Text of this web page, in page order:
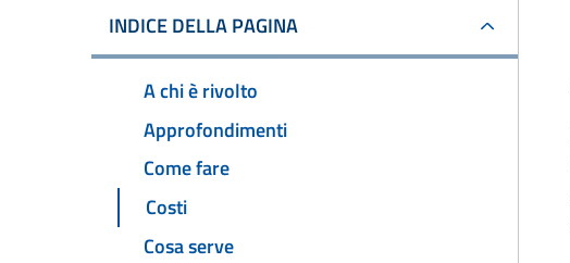
INDICE DELLA PAGINA
A chi è rivolto
Approfondimenti
Come fare
Costi
Cosa serve